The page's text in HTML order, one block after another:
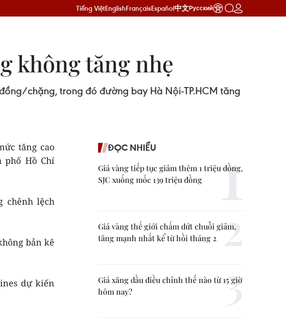
Tiếng ViệtEnglishFrançaisEspañol中文Русский
không tăng nhẹ
chặng, trong đó đường bay Hà Nội-TP.HCM tăng
tăng cao
phố Hồ Chí
chênh lệch
bản kê
dự kiến
ĐỌC NHIỀU
Giá vàng tiếp tục giảm thêm 1 triệu đồng,
SJC xuống mốc 139 triệu đồng
Giá vàng thế giới chấm dứt chuỗi giảm,
tăng mạnh nhất kể từ hồi tháng 2
Giá xăng dầu điều chỉnh thế nào từ 15 giờ
hôm nay?